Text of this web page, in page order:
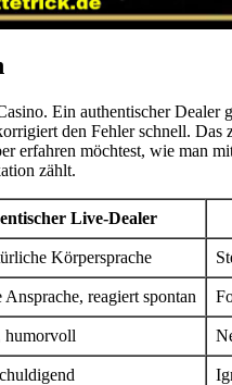
Ein authentischer
den Fehler schnell.
erfahren möchtest, wie man
zählt.
Live-Dealer
Körpersprache
Ansprache, reagiert spontan